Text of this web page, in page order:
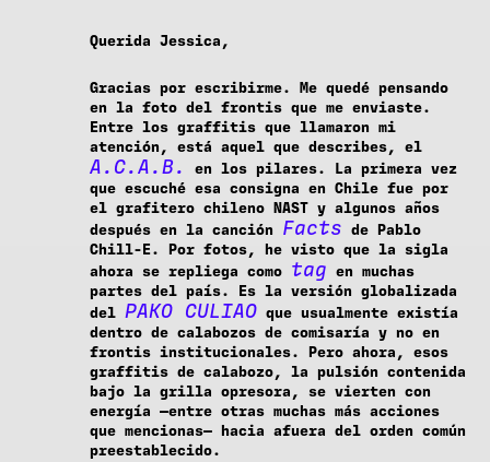
Querida Jessica,
Gracias por escribirme. Me quedé pensando
en la foto del frontis que me enviaste.
Entre los graffitis que llamaron mi
atención, está aquel que describes, el
A.C.A.B.
en los pilares. La primera vez
que escuché esa consigna en Chile fue por
el grafitero chileno NAST y algunos años
después en la canción Facts de Pablo
Chill-E. Por fotos, he visto que la sigla
ahora se repliega como tag en muchas
partes del país. Es la versión globalizada
delPAKO CULIAO que usualmente existía
dentro de calabozos de comisaría y no en
frontis institucionales. Pero ahora, esos
graffitis de calabozo, la pulsión contenida
bajo la grilla opresora, se vierten con
energía —entre otras muchas más acciones
que mencionas— hacia afuera del orden común
preestablecido.